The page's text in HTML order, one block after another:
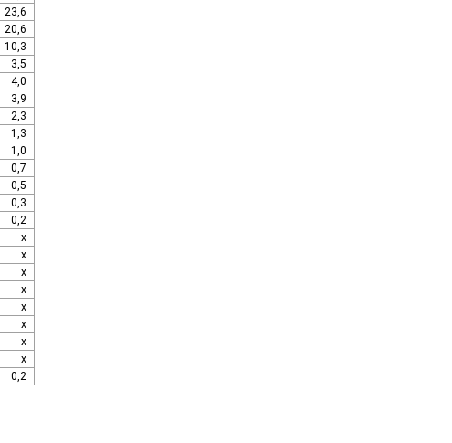
23,6
20,6
10,3
3,5
4,0
3,9
2,3
1,3
1,0
0,7
0,5
0,3
0,2
x
x
x
x
x
x
x
x
0,2